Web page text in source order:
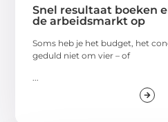
Snel resultaat boeken
de arbeidsmarkt op
Soms heb je het budget, het
geduld niet om vier – of
...